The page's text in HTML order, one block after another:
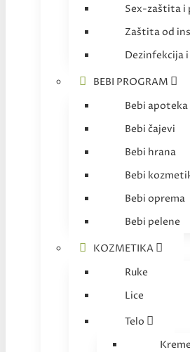
Sex-zaštita i
Zaštita od
Dezinfekcija
BEBI PROGRAM
Bebi apoteka
Bebi čajevi
Bebi hrana
Bebi
Bebi oprema
Bebi pelene
KOZMETIKA
Ruke
Lice
Telo
Kreme